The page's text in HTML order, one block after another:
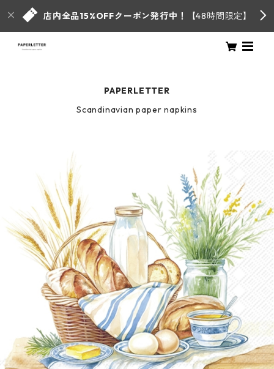
店内全品15%OFFクーポン発行中！ 【48時間限定】
PAPERLETTER
Scandinavian paper napkins